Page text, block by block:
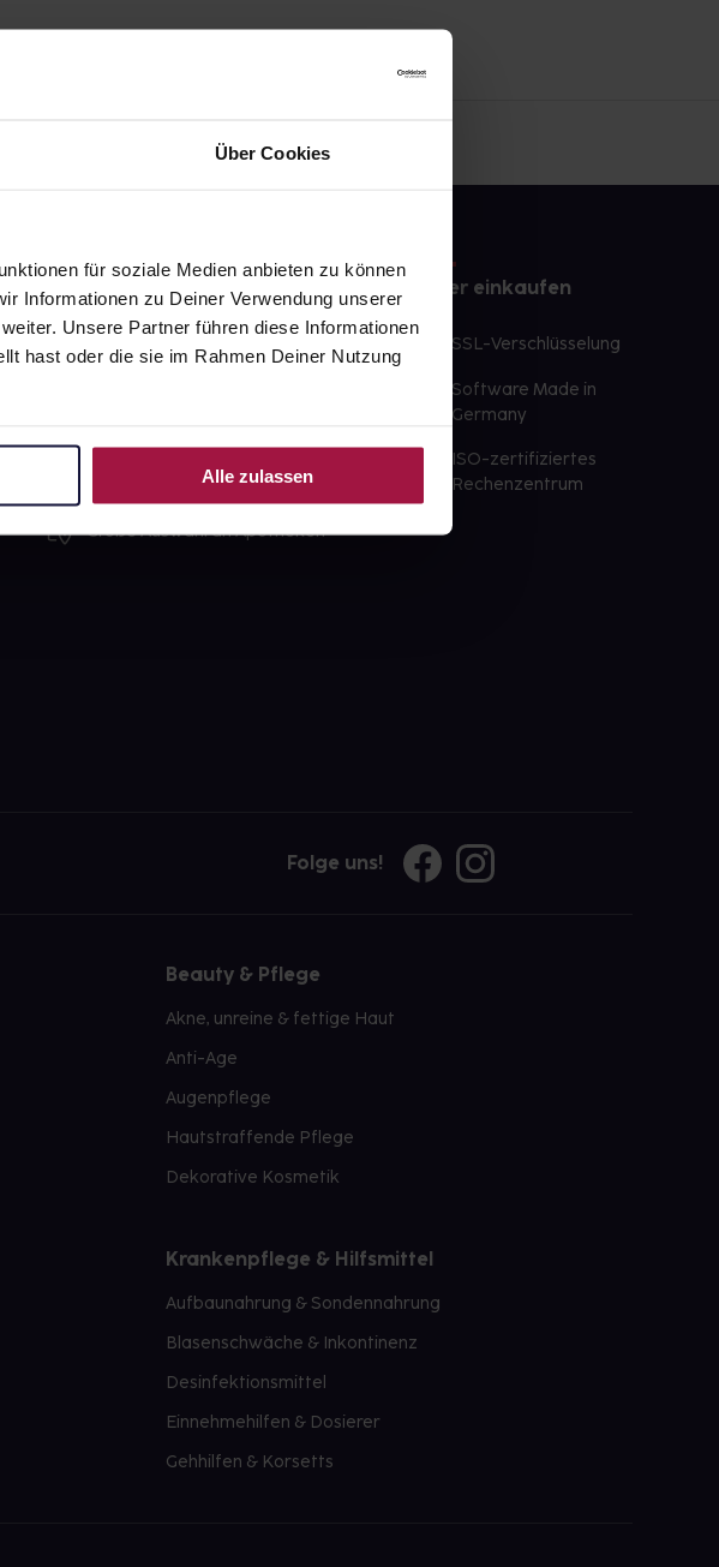
Über Cookies
für soziale Medien anbieten zu können
Informationen zu Deiner Verwendung unserer
Unsere Partner führen diese Informationen
hast oder die sie im Rahmen Deiner Nutzung
Alle zulassen
Unsere Vorteile
sofort abholbereit
Freie Wahl der Apotheke
Große Auswahl an Apotheken
Sicher einkaufen
SSL-Verschlüsselung
Software Made in
Germany
ISO-zertifiziertes
Rechenzentrum
Folge uns!
Beauty & Pflege
Akne, unreine & fettige Haut
Anti-Age
Augenpflege
Hautstraffende Pflege
Dekorative Kosmetik
Krankenpflege & Hilfsmittel
Aufbaunahrung & Sondennahrung
Blasenschwäche & Inkontinenz
Desinfektionsmittel
Einnehmehilfen & Dosierer
Gehhilfen & Korsetts